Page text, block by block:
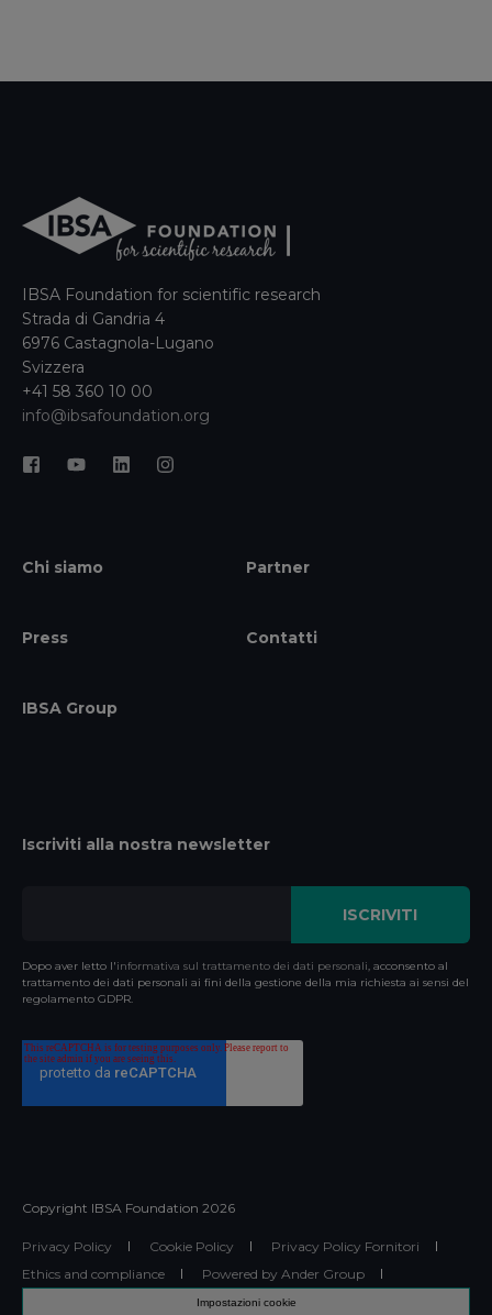
IBSA Foundation for scientific research
Strada di Gandria 4
6976 Castagnola-Lugano
Svizzera
+41 58 360 10 00
info@ibsafoundation.org
Chi siamo Partner
Press Contatti
IBSA Group
Iscriviti alla nostra newsletter
Dopo aver letto l'informativa sul trattamento dei dati personali , acconsento al
trattamento dei dati personali ai fini della gestione della mia richiesta ai sensi del
regolamento GDPR.
Copyright IBSA Foundation 2026
Privacy Policy Cookie Policy
Privacy Policy Fornitori
Ethics and compliance
Powered by Ander Group
Impostazioni cookie